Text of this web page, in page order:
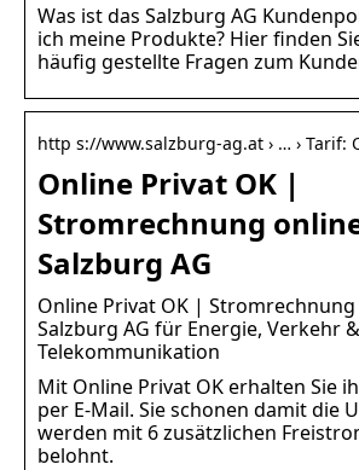
Was ist das Salzburg AG
ich meine Produkte? Hier finden
häufig gestellte Fragen zum
http s://www.salzburg-ag.at › … › Tarif:
Online Privat OK |
Stromrechnung
Salzburg AG
Online Privat OK |
Salzburg AG für Energie, Verkehr &
Telekommunikation
Mit Online Privat OK erhalten Sie
per E-Mail. Sie schonen damit die
werden mit 6 zusätzlichen
belohnt.